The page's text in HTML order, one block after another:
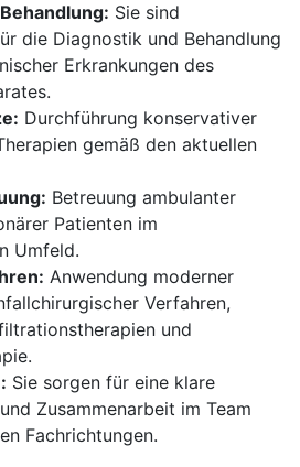
Sie sind
die Diagnostik und Behandlung
Erkrankungen des
Durchführung konservativer
gemäß den aktuellen
Betreuung ambulanter
Patienten im
Umfeld.
Anwendung moderner
Verfahren,
und
Sie sorgen für eine klare
Zusammenarbeit im Team
Fachrichtungen.